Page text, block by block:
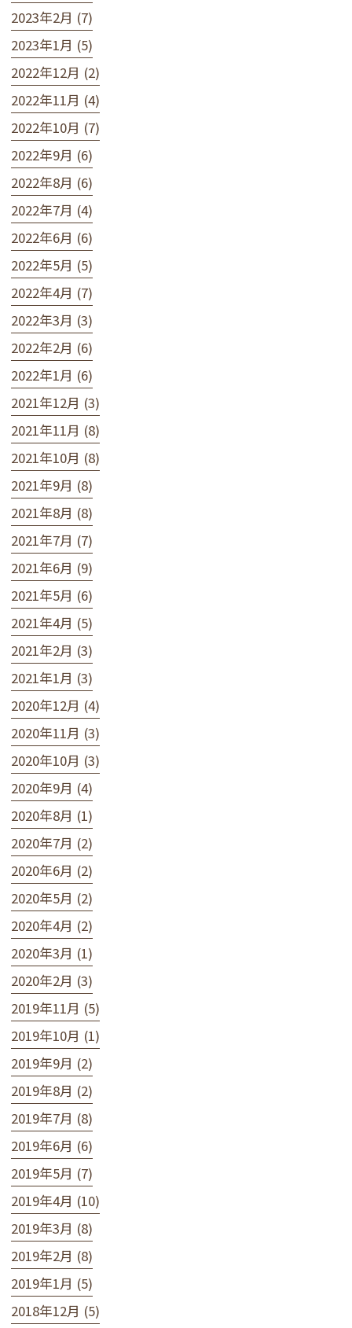
2023年2月 (7)
2023年1月 (5)
2022年12月 (2)
2022年11月 (4)
2022年10月 (7)
2022年9月 (6)
2022年8月 (6)
2022年7月 (4)
2022年6月 (6)
2022年5月 (5)
2022年4月 (7)
2022年3月 (3)
2022年2月 (6)
2022年1月 (6)
2021年12月 (3)
2021年11月 (8)
2021年10月 (8)
2021年9月 (8)
2021年8月 (8)
2021年7月 (7)
2021年6月 (9)
2021年5月 (6)
2021年4月 (5)
2021年2月 (3)
2021年1月 (3)
2020年12月 (4)
2020年11月 (3)
2020年10月 (3)
2020年9月 (4)
2020年8月 (1)
2020年7月 (2)
2020年6月 (2)
2020年5月 (2)
2020年4月 (2)
2020年3月 (1)
2020年2月 (3)
2019年11月 (5)
2019年10月 (1)
2019年9月 (2)
2019年8月 (2)
2019年7月 (8)
2019年6月 (6)
2019年5月 (7)
2019年4月 (10)
2019年3月 (8)
2019年2月 (8)
2019年1月 (5)
2018年12月 (5)